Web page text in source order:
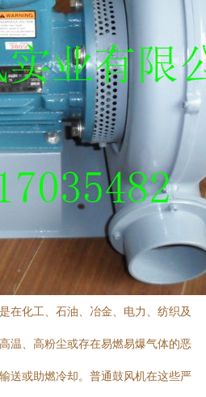
在化工、石油、冶金、电力、纺织及
温、高粉尘或存在易燃易爆气体的恶
送或助燃冷却。普通鼓风机在这些严